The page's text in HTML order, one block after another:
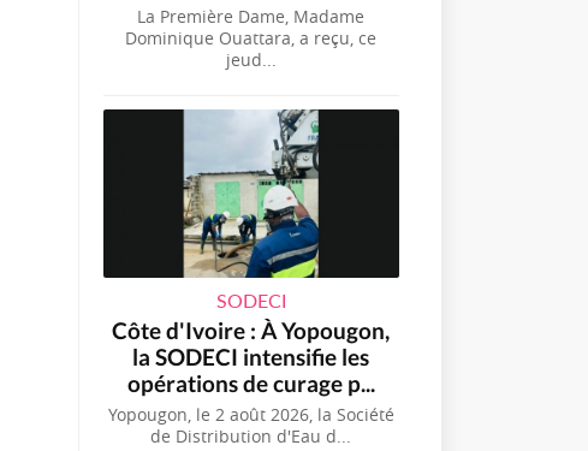
La Première Dame, Madame
Dominique Ouattara, a reçu, ce
jeud...
SODECI
Côte d'Ivoire : À Yopougon,
la SODECI intensifie les
opérations de curage p...
Yopougon, le 2 août 2026, la Société
de Distribution d'Eau d...